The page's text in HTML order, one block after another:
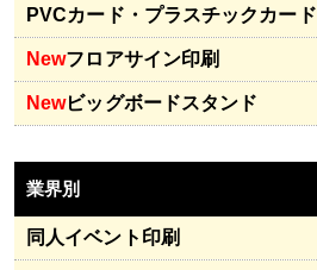
PVCカード・プラスチックカード
Newフロアサイン印刷
Newビッグボードスタンド
業界別
同人イベント印刷